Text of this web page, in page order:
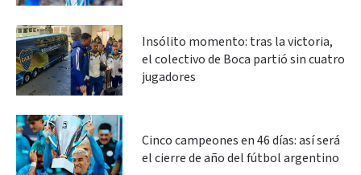
Insólito momento: tras la victoria,
el colectivo de Boca partió sin cuatro
jugadores
Cinco campeones en 46 días: así será
el cierre de año del fútbol argentino